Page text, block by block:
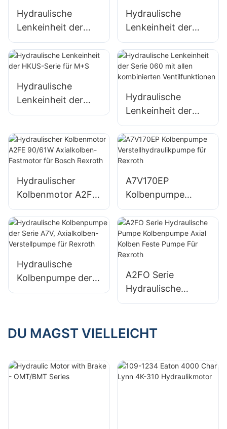
Hydraulische
Lenkeinheit der
Serie 101, Eaton-
Typ, für Traktor
Hydraulische
Lenkeinheit der
OSPC LS-Serie mit
LS-Loch für
Danfoss
Hydraulische
Lenkeinheit der
HKUS-Serie für
Hydraulische
Lenkeinheit der
Serie 060 mit allen
kombinierten
Ventilfunktionen
Hydraulischer
Kolbenmotor A2FE
90/61W
Axialkolben-
Festmotor für
Bosch Rexroth
A7V170EP
Kolbenpumpe
Verstellhydraulikpu
mpe für Rexroth
Hydraulische
Kolbenpumpe der
Serie A7V,
Rexroth
A2FO Serie
Hydraulische
Pumpe
Kolben Feste
DU MAGST VIELLEICHT